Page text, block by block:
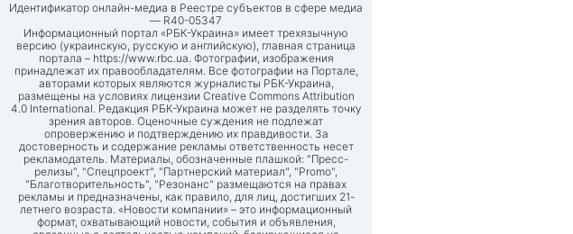
Идентификатор онлайн-медиа в Реестре субъектов в сфере медиа
— R40-05347
Информационный портал «РБК-Украина» имеет трехязычную
версию (украинскую, русскую и английскую), главная страница
портала – https://www.rbc.ua. Фотографии, изображения
принадлежат их правообладателям. Все фотографии на Портале,
авторами которых являются журналисты РБК-Украина,
размещены на условиях лицензии Creative Commons Attribution
4.0 International. Редакция РБК-Украина может не разделять точку
зрения авторов. Оценочные суждения не подлежат
опровержению и подтверждению их правдивости. За
достоверность и содержание рекламы ответственность несет
рекламодатель. Материалы, обозначенные плашкой: "Пресс-
релизы", "Спецпроект", "Партнерский материал", "Promo",
"Благотворительность", "Резонанс" размещаются на правах
рекламы и предназначены, как правило, для лиц, достигших 21-
летнего возраста. «Новости компании» – это информационный
формат, охватывающий новости, события и объявления,